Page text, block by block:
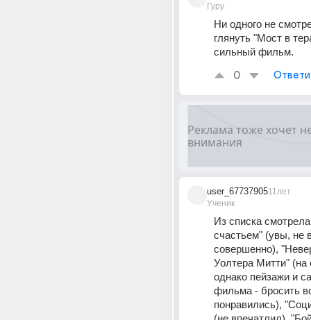
Гуру
Ни одного не
глянуть "Мост в
сильный фильм.
0
user_67737905
Ученик
11лет
Из списка
счастьем" (увы, не
совершенно),
Уолтера Митти" (на
однако пейзажи и
фильма - бросить
понравились),